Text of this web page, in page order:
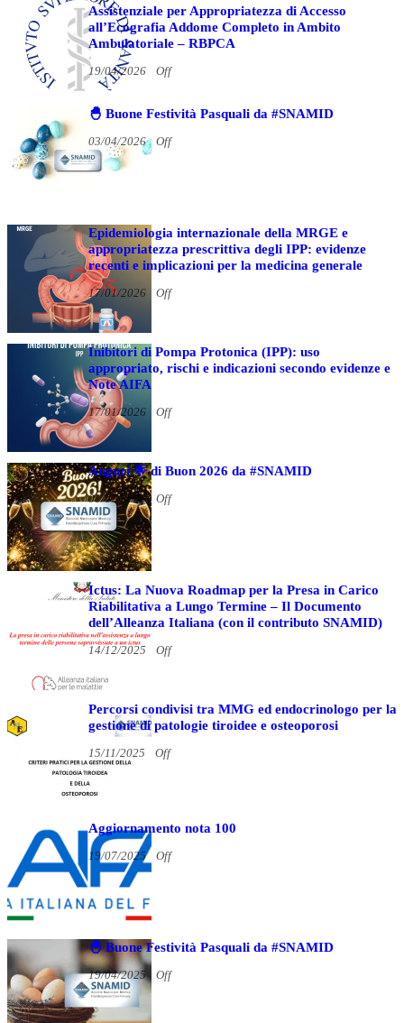
Assistenziale per Appropriatezza di Accesso
all’Ecografia Addome Completo in Ambito
Ambulatoriale – RBPCA
19/04/2026 Off
🐣 Buone Festività Pasquali da #SNAMID
03/04/2026 Off
Epidemiologia internazionale della MRGE e
appropriatezza prescrittiva degli IPP: evidenze
recenti e implicazioni per la medicina generale
17/01/2026 Off
Inibitori di Pompa Protonica (IPP): uso
appropriato, rischi e indicazioni secondo evidenze e
Note AIFA
17/01/2026 Off
Auguri 🌟 di Buon 2026 da #SNAMID
01/01/2026 Off
Ictus: La Nuova Roadmap per la Presa in Carico
Riabilitativa a Lungo Termine – Il Documento
dell’Alleanza Italiana (con il contributo SNAMID)
14/12/2025 Off
Percorsi condivisi tra MMG ed endocrinologo per la
gestione di patologie tiroidee e osteoporosi
15/11/2025 Off
Aggiornamento nota 100
19/07/2025 Off
🐣 Buone Festività Pasquali da #SNAMID
19/04/2025 Off